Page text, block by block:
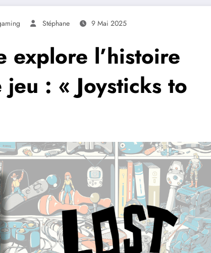
Stéphane 9 Mai 2025
explore l’histoire
: « Joysticks to